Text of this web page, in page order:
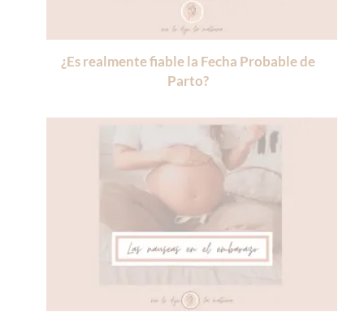
¿Es realmente fiable la Fecha Probable de
Parto?